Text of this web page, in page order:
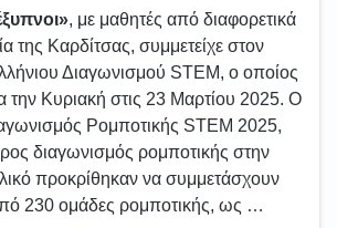
, με μαθητές από διαφορετικά
της Καρδίτσας, συμμετείχε στον
Διαγωνισμού STEM, ο οποίος
την Κυριακή στις 23 Μαρτίου 2025. Ο
Ρομποτικής STEM 2025,
διαγωνισμός ρομποτικής στην
προκρίθηκαν να συμμετάσχουν
230 ομάδες ρομποτικής, ως …